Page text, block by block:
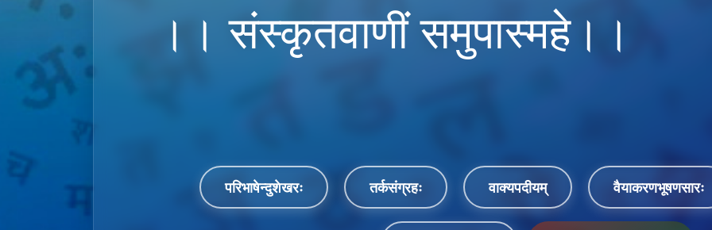
।। संस्कृतवाणीं समुपास्महे।।
परिभाषेन्दुशेखरः तर्कसंग्रहः वाक्यपदीयम् वैयाकरणभूषणसारः